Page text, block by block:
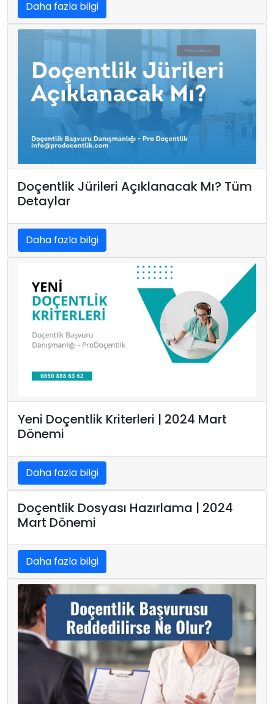
Daha fazla bilgi
Doçentlik Jürileri Açıklanacak Mı? Tüm
Detaylar
Daha fazla bilgi
Yeni Doçentlik Kriterleri | 2024 Mart
Dönemi
Daha fazla bilgi
Doçentlik Dosyası Hazırlama | 2024
Mart Dönemi
Daha fazla bilgi